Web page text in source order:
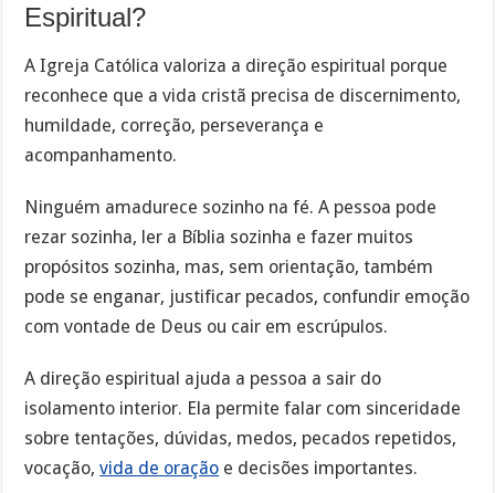
Espiritual?
A Igreja Católica valoriza a direção espiritual porque
reconhece que a vida cristã precisa de discernimento,
humildade, correção, perseverança e
acompanhamento.
Ninguém amadurece sozinho na fé. A pessoa pode
rezar sozinha, ler a Bíblia sozinha e fazer muitos
propósitos sozinha, mas, sem orientação, também
pode se enganar, justificar pecados, confundir emoção
com vontade de Deus ou cair em escrúpulos.
A direção espiritual ajuda a pessoa a sair do
isolamento interior. Ela permite falar com sinceridade
sobre tentações, dúvidas, medos, pecados repetidos,
vocação,vida de oração e decisões importantes.